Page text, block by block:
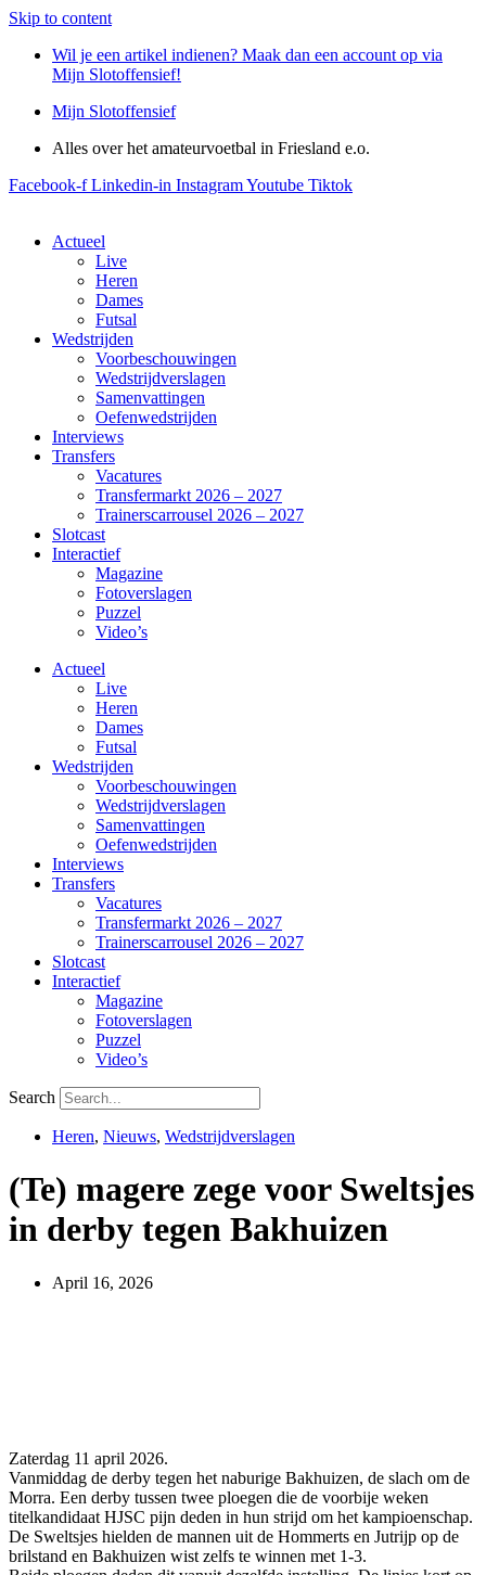
Skip to content
Wil je een artikel indienen? Maak dan een account op via
Mijn Slotoffensief!
Mijn Slotoffensief
Alles over het amateurvoetbal in Friesland e.o.
Facebook-f Linkedin-in InstagramYoutube Tiktok
Actueel
Live
Heren
Dames
Futsal
Wedstrijden
Voorbeschouwingen
Wedstrijdverslagen
Samenvattingen
Oefenwedstrijden
Interviews
Transfers
Vacatures
Transfermarkt 2026 – 2027
Trainerscarrousel 2026 – 2027
Slotcast
Interactief
Magazine
Fotoverslagen
Puzzel
Video’s
Actueel
Live
Heren
Dames
Futsal
Wedstrijden
Voorbeschouwingen
Wedstrijdverslagen
Samenvattingen
Oefenwedstrijden
Interviews
Transfers
Vacatures
Transfermarkt 2026 – 2027
Trainerscarrousel 2026 – 2027
Slotcast
Interactief
Magazine
Fotoverslagen
Puzzel
Video’s
Search
Heren, Nieuws, Wedstrijdverslagen
(Te) magere zege voor Sweltsjes
in derby tegen Bakhuizen
April 16, 2026
Zaterdag 11 april 2026.
Vanmiddag de derby tegen het naburige Bakhuizen, de slach om de
Morra. Een derby tussen twee ploegen die de voorbije weken
titelkandidaat HJSC pijn deden in hun strijd om het kampioenschap.
De Sweltsjes hielden de mannen uit de Hommerts en Jutrijp op de
brilstand en Bakhuizen wist zelfs te winnen met 1-3.